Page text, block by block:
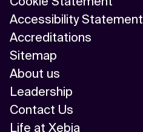
Accessibility Statement
Accreditations
Sitemap
About us
Leadership
Contact Us
Life at Xebia